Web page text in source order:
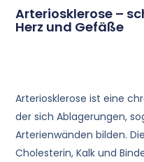
Arteriosklerose –
Herz und Gefäße
Arteriosklerose ist eine
der sich Ablagerungen,
Arterienwänden bilden.
Cholesterin, Kalk und